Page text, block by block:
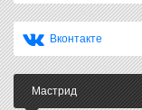
Вконтакте
Мастрид